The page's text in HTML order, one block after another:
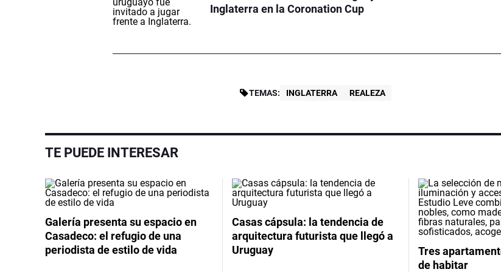
Inglaterra en la Coronation Cup
TEMAS: INGLATERRA REALEZA
TE PUEDE INTERESAR
Galería presenta su espacio en
Casadeco: el refugio de una
periodista de estilo de vida
Casas cápsula: la tendencia de
arquitectura futurista que llegó a
Uruguay
Tres
de habitar